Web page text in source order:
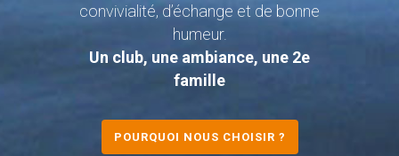
convivialité, d’échange et de bonne
humeur.
Un club, une ambiance, une 2e
famille
POURQUOI NOUS CHOISIR ?